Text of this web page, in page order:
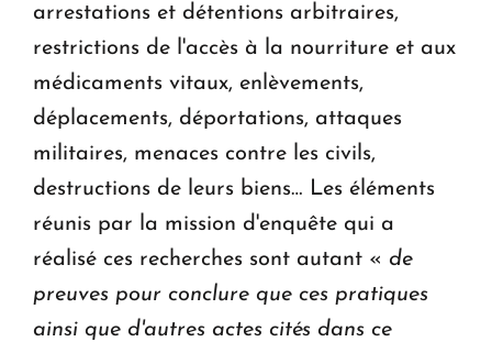
arrestations et détentions arbitraires,
restrictions de l'accès à la nourriture et aux
médicaments vitaux, enlèvements,
déplacements, déportations, attaques
militaires, menaces contre les civils,
destructions de leurs biens… Les éléments
réunis par la mission d'enquête qui a
réalisé ces recherches sont autant « de
preuves pour conclure que ces pratiques
ainsi que d'autres actes cités dans ce